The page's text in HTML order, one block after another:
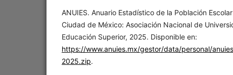
ANUIES. Anuario Estadístico de la Población
Ciudad de México: Asociación Nacional de
Educación Superior, 2025. Disponible en:
https://www.anuies.mx/gestor/data/personal/
2025.zip.